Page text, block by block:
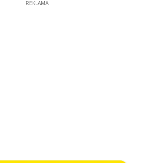
REKLAMA